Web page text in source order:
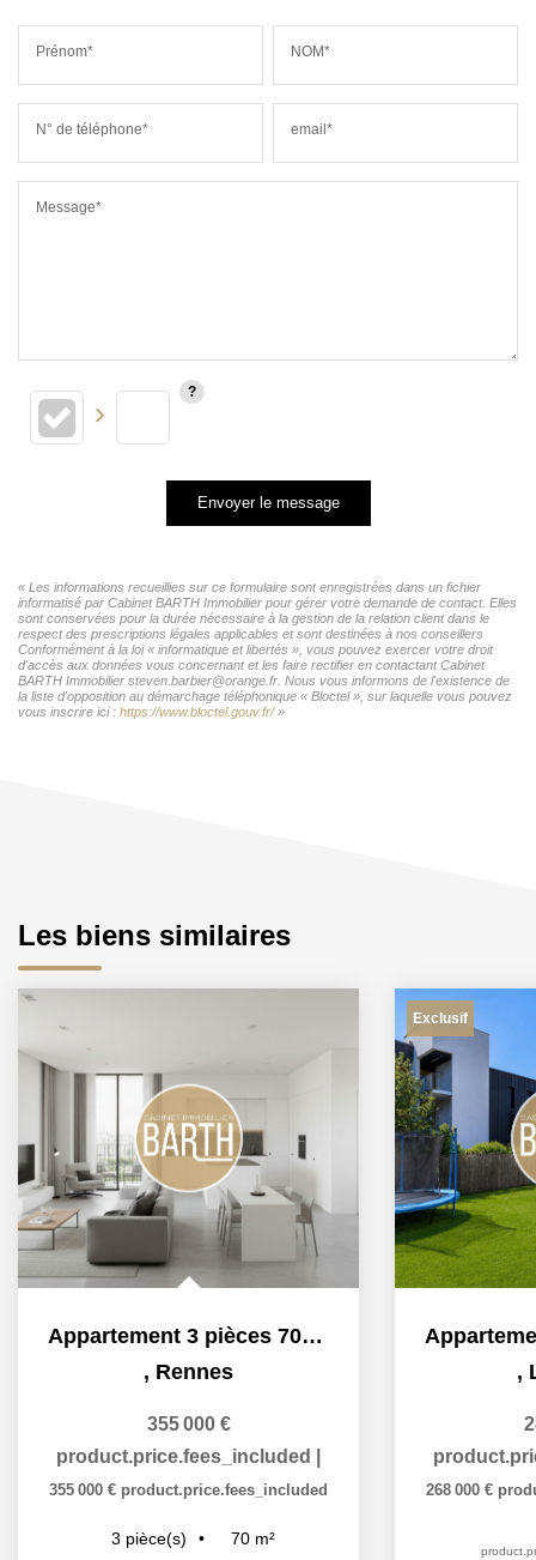
Prénom* NOM*
N° de téléphone* email*
Message*
Envoyer le message
« Les informations recueillies sur ce formulaire sont enregistrées dans un fichier
informatisé par Cabinet BARTH Immobilier pour gérer votre demande de contact. Elles
sont conservées pour la durée nécessaire à la gestion de la relation client dans le
respect des prescriptions légales applicables et sont destinées à nos conseillers
Conformément à la loi « informatique et libertés », vous pouvez exercer votre droit
d'accès aux données vous concernant et les faire rectifier en contactant Cabinet
BARTH Immobilier steven.barbier@orange.fr. Nous vous informons de l'existence de
la liste d'opposition au démarchage téléphonique « Bloctel », sur laquelle vous pouvez
vous inscrire ici : https://www.bloctel.gouv.fr/»
Les biens similaires
Appartement 3 pièces 70m2
, Rennes
355 000 €
product.price.fees_included
355 000 € product.price.fees_included
3 pièce(s) 70 m²
Exclusif
,
268 000 €